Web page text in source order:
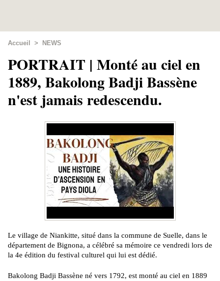
Accueil > NEWS
PORTRAIT | Monté au ciel en
1889, Bakolong Badji Bassène
n'est jamais redescendu.
Le village de Niankitte, situé dans la commune de Suelle, dans le
département de Bignona, a célébré sa mémoire ce vendredi lors de
la 4e édition du festival culturel qui lui est dédié.
Bakolong Badji Bassène né vers 1792, est monté au ciel en 1889